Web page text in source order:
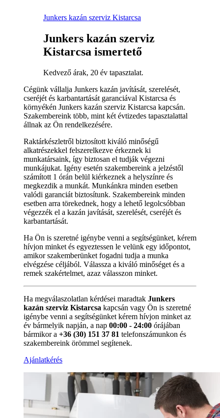
Junkers kazán szerviz Kistarcsa
Junkers kazán szerviz
Kistarcsa ismertető
Kedvező árak, 20 év tapasztalat.
Cégünk vállalja Junkers kazán javítását, szerelését,
cseréjét és karbantartását garanciával Kistarcsa és
környékén Junkers kazán szerviz Kistarcsa kapcsán.
Szakembereink több, mint két évtizedes tapasztalattal
állnak az Ön rendelkezésére.
Raktárkészletről biztosított kiváló minőségű
alkatrészekkel felszerelkezve érkeznek ki
munkatársaink, így biztosan el tudják végezni
munkájukat. Igény esetén szakembereink a jelzéstől
számított 1 órán belül kiérkeznek a helyszínre és
megkezdik a munkát. Munkánkra minden esetben
valódi garanciát biztosítunk. Szakembereink minden
esetben arra törekednek, hogy a lehető legolcsóbban
végezzék el a kazán javítását, szerelését, cseréjét és
karbantartását.
Ha Ön is szeretné igénybe venni a segítségünket, kérem
hívjon minket és egyeztessen le velünk egy időpontot,
amikor szakemberünket fogadni tudja a munka
elvégzése céljából. Válassza a kiváló minőséget és a
remek szakértelmet, azaz válasszon minket.
Ha megválaszolatlan kérdései maradtak Junkers
kazán szerviz Kistarcsa kapcsán vagy Ön is szeretné
igénybe venni a segítségünket kérem hívjon minket az
év bármelyik napján, a nap 00:00 - 24:00 órájában
bármikor a +36 (30) 151 37 81 telefonszámunkon és
szakembereink örömmel segítenek.
Ajánlatkérés